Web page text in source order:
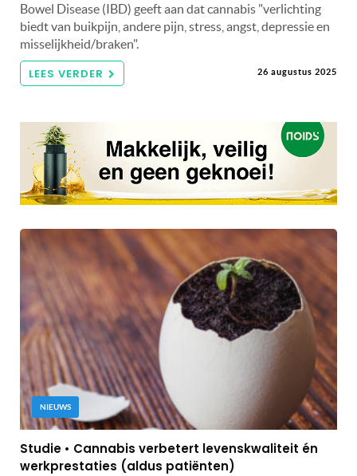
Bowel Disease (IBD) geeft aan dat cannabis "verlichting
biedt van buikpijn, andere pijn, stress, angst, depressie en
misselijkheid/braken".
LEES VERDER 26 augustus 2025
NIEUWS
Studie • Cannabis verbetert levenskwaliteit én
werkprestaties (aldus patiënten)